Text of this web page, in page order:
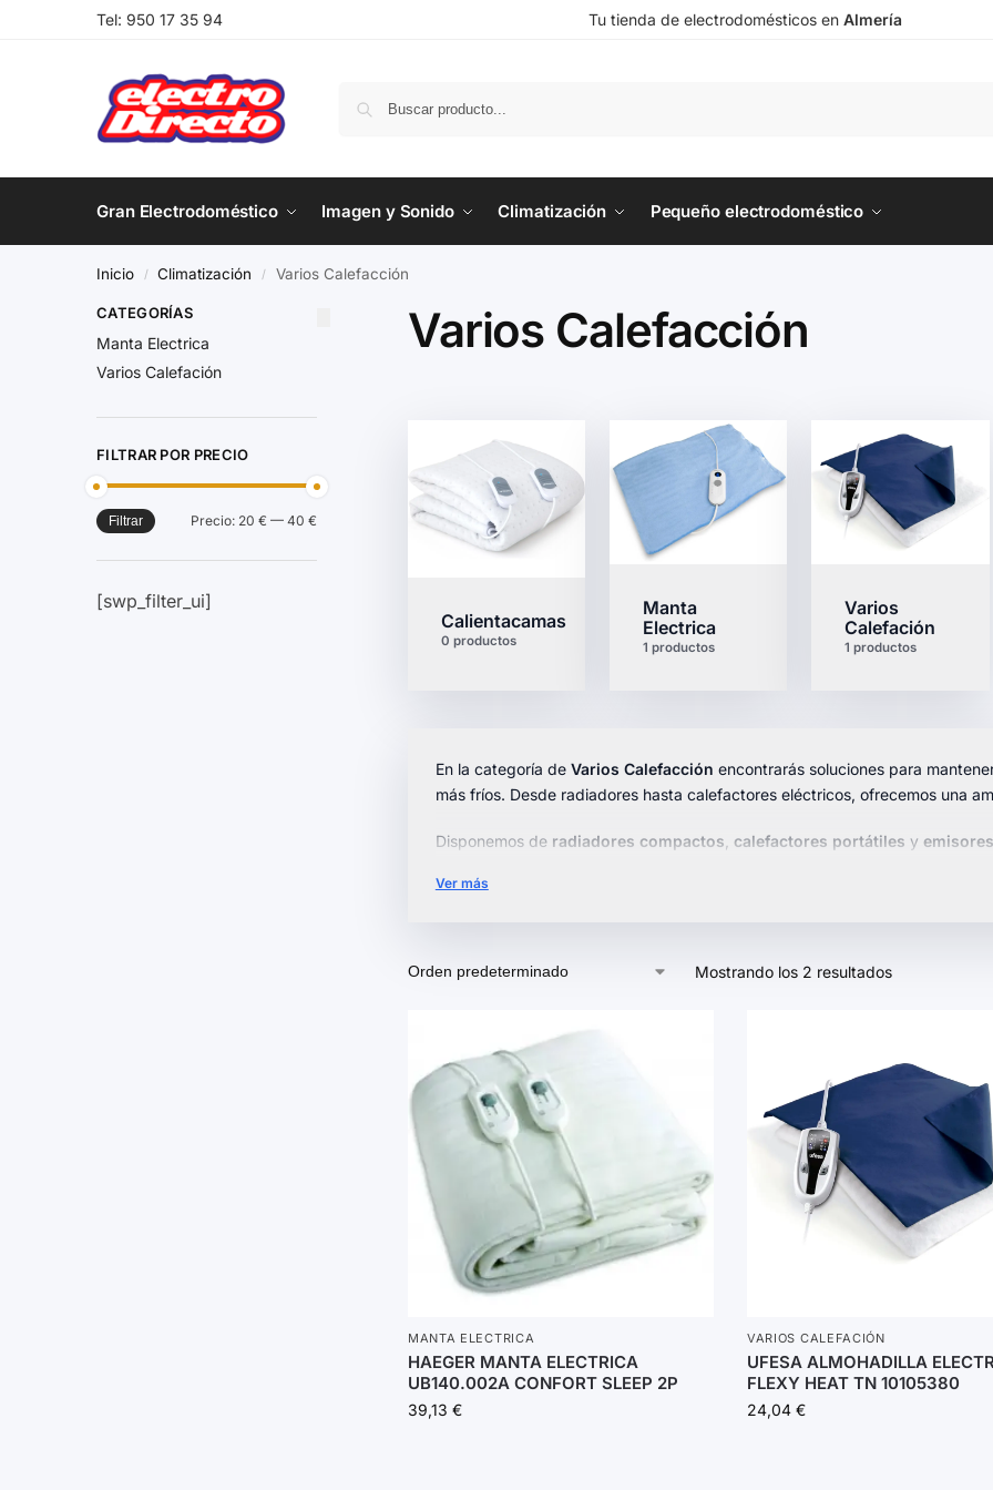
Tel: 950 17 35 94 Tu tienda de electrodomésticos en Almería
Gran Electrodoméstico Imagen y Sonido Climatización Pequeño electrodoméstico
Inicio / Climatización / Varios Calefacción
Varios Calefacción
Calientacamas
0 productos
Manta
Electrica
1 productos
Varios
Calefación
1 productos
En la categoría de Varios Calefacción encontrarás soluciones para
más fríos. Desde radiadores hasta calefactores eléctricos, ofrecemos una
Disponemos de radiadores compactos, calefactores portátiles y
Ver más
Mostrando los 2 resultados
MANTA ELECTRICA
HAEGER MANTA ELECTRICA
UB140.002A CONFORT SLEEP 2P
39,13 €
VARIOS CALEFACIÓN
UFESA ALMOHADILLA
FLEXY HEAT TN 10105380
24,04 €
CATEGORÍAS
Manta Electrica
Varios Calefación
FILTRAR POR PRECIO
Filtrar Precio: 20 € — 40 €
[swp_filter_ui]